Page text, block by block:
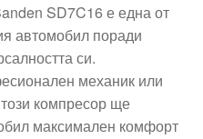
SD7C16 е една от
автомобил поради
си.
механик или
компресор ще
максимален комфорт